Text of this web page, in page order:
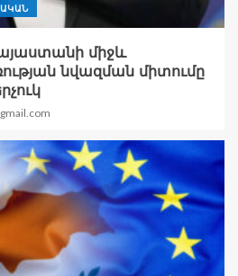
միջև
նվազման միտումը